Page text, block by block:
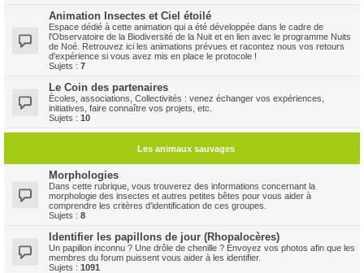
Animation Insectes et Ciel étoilé
Espace dédié à cette animation qui a été développée dans le cadre de
l'Observatoire de la Biodiversité de la Nuit et en lien avec le programme Nuits
de Noé. Retrouvez ici les animations prévues et racontez nous vos retours
d'expérience si vous avez mis en place le protocole !
Sujets : 7
Le Coin des partenaires
Ècoles, associations, Collectivités : venez échanger vos expériences,
initiatives, faire connaître vos projets, etc.
Sujets : 10
Les animaux sauvages
Morphologies
Dans cette rubrique, vous trouverez des informations concernant la
morphologie des insectes et autres petites bêtes pour vous aider à
comprendre les critères d'identification de ces groupes.
Sujets : 8
Identifier les papillons de jour (Rhopalocères)
Un papillon inconnu ? Une drôle de chenille ? Envoyez vos photos afin que les
membres du forum puissent vous aider à les identifier.
Sujets : 1091